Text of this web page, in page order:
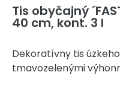
Tis obyčajný
40 cm, kont. 3 l
Dekoratívny tis
tmavozelenými